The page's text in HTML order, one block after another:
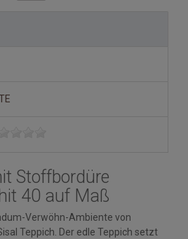
Stoffbordüre
40 auf Maß
Verwöhn-Ambiente von
Teppich. Der edle Teppich setzt